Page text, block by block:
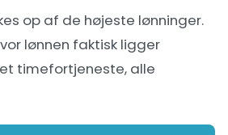
op af de højeste lønninger.
lønnen faktisk ligger
timefortjeneste, alle